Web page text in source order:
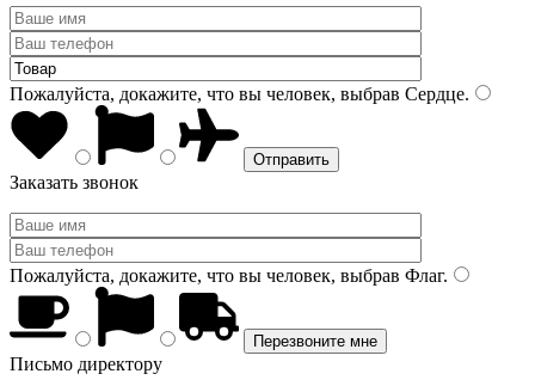
Пожалуйста, докажите, что вы человек, выбрав Сердце.
Заказать звонок
Пожалуйста, докажите, что вы человек, выбрав Флаг.
Письмо директору